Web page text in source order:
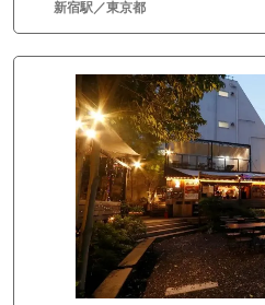
新宿駅／東京都